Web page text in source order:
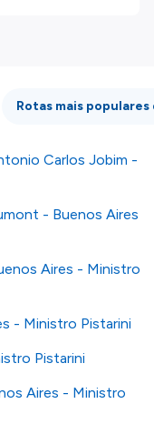
informação
atenção todas
antes de
verifique
.
Rotas mais
- Buenos Aires
Aires - Ministro
- Ministro Pistarini
Pistarini
Aires - Ministro